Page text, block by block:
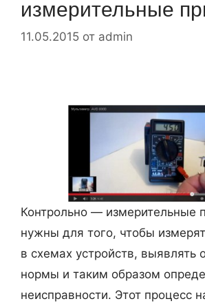
измерительные
11.05.2015 от admin
Контрольно — измерительные
нужны для того, чтобы
в схемах устройств, выявлять
нормы и таким образом
неисправности. Этот процесс